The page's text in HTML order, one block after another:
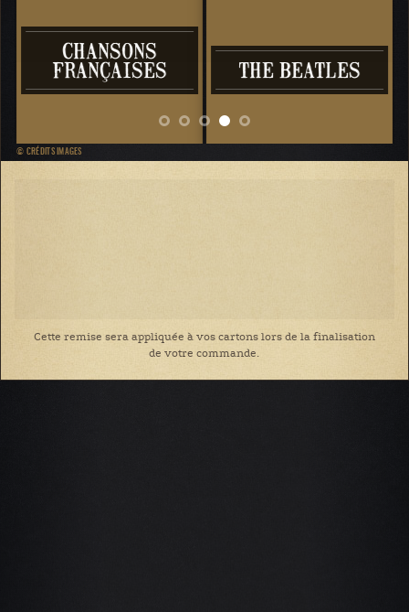
CHANSONS
FRANÇAISES THE BEATLES
© CRÉDITS IMAGES
Cette remise sera appliquée à vos cartons lors de la finalisation
de votre commande.